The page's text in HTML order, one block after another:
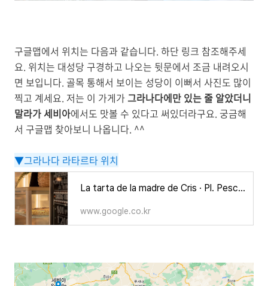
구글맵에서 위치는 다음과 같습니다. 하단 링크 참조해주세
요. 위치는 대성당 구경하고 나오는 뒷문에서 조금 내려오시
면 보입니다. 골목 통해서 보이는 성당이 이뻐서 사진도 많이
찍고 계세요. 저는 이 가게가그라나다에만 있는 줄 알았더니
말라가 세비아에서도 맛볼 수 있다고 써있더라구요. 궁금해
서 구글맵 찾아보니 나옵니다. ^^
▼그라나다 라타르타 위치
La tarta de la madre de Cris · Pl. Pescadería, 7, 18001 Granada, 스페인
www.google.co.kr